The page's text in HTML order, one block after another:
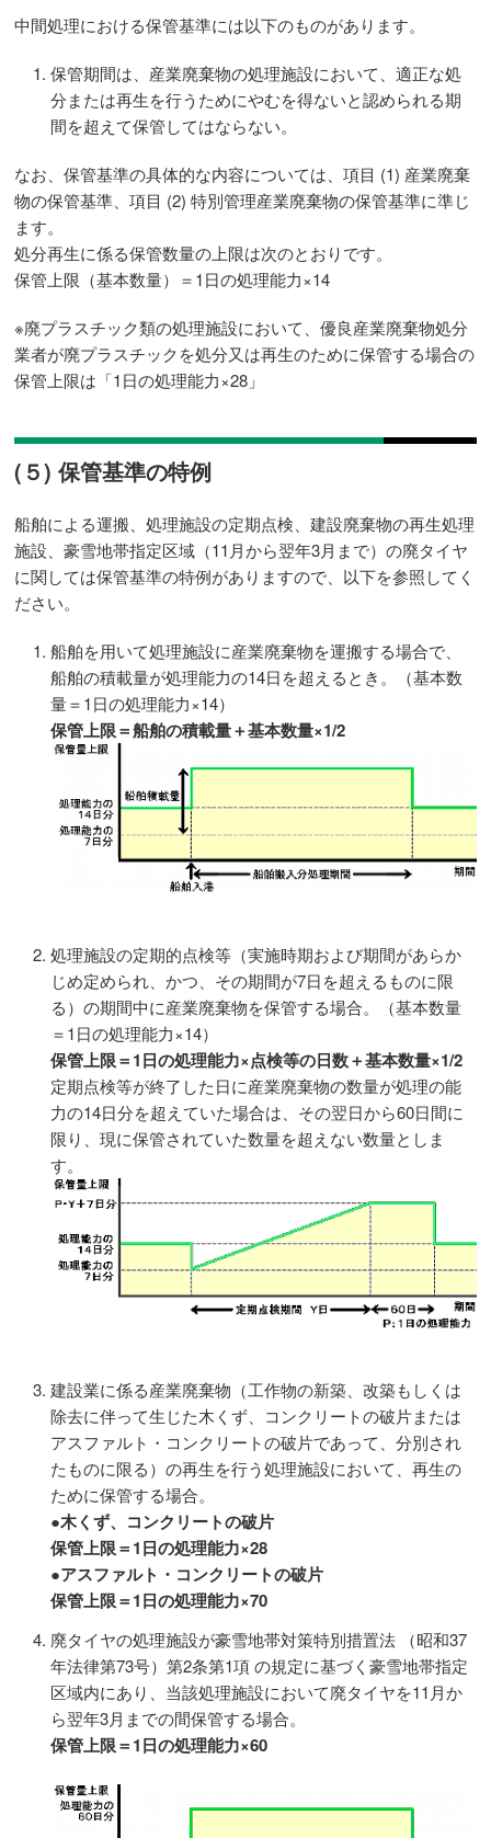
中間処理における保管基準には以下のものがあります。
保管期間は、産業廃棄物の処理施設において、適正な処
分または再生を行うためにやむを得ないと認められる期
間を超えて保管してはならない。
なお、保管基準の具体的な内容については、項目 (1) 産業廃棄
物の保管基準、項目 (2) 特別管理産業廃棄物の保管基準に準じ
ます。
処分再生に係る保管数量の上限は次のとおりです。
保管上限（基本数量）＝1日の処理能力×14
※廃プラスチック類の処理施設において、優良産業廃棄物処分
業者が廃プラスチックを処分又は再生のために保管する場合の
保管上限は「1日の処理能力×28」
(５) 保管基準の特例
船舶による運搬、処理施設の定期点検、建設廃棄物の再生処理
施設、豪雪地帯指定区域（11月から翌年3月まで）の廃タイヤ
に関しては保管基準の特例がありますので、以下を参照してく
ださい。
船舶を用いて処理施設に産業廃棄物を運搬する場合で、
船舶の積載量が処理能力の14日を超えるとき。（基本数
量＝1日の処理能力×14）
保管上限＝船舶の積載量＋基本数量×1/2
処理施設の定期的点検等（実施時期および期間があらか
じめ定められ、かつ、その期間が7日を超えるものに限
る）の期間中に産業廃棄物を保管する場合。（基本数量
＝1日の処理能力×14）
保管上限＝1日の処理能力×点検等の日数＋基本数量×1/2
定期点検等が終了した日に産業廃棄物の数量が処理の能
力の14日分を超えていた場合は、その翌日から60日間に
限り、現に保管されていた数量を超えない数量としま
す。
建設業に係る産業廃棄物（工作物の新築、改築もしくは
除去に伴って生じた木くず、コンクリートの破片または
アスファルト・コンクリートの破片であって、分別され
たものに限る）の再生を行う処理施設において、再生の
ために保管する場合。
●木くず、コンクリートの破片
保管上限＝1日の処理能力×28
●アスファルト・コンクリートの破片
保管上限＝1日の処理能力×70
廃タイヤの処理施設が豪雪地帯対策特別措置法 （昭和37
年法律第73号）第2条第1項 の規定に基づく豪雪地帯指定
区域内にあり、当該処理施設において廃タイヤを11月か
ら翌年3月までの間保管する場合。
保管上限＝1日の処理能力×60